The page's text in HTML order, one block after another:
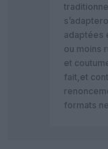
adaptées
ou moins
et
fait,et
formats